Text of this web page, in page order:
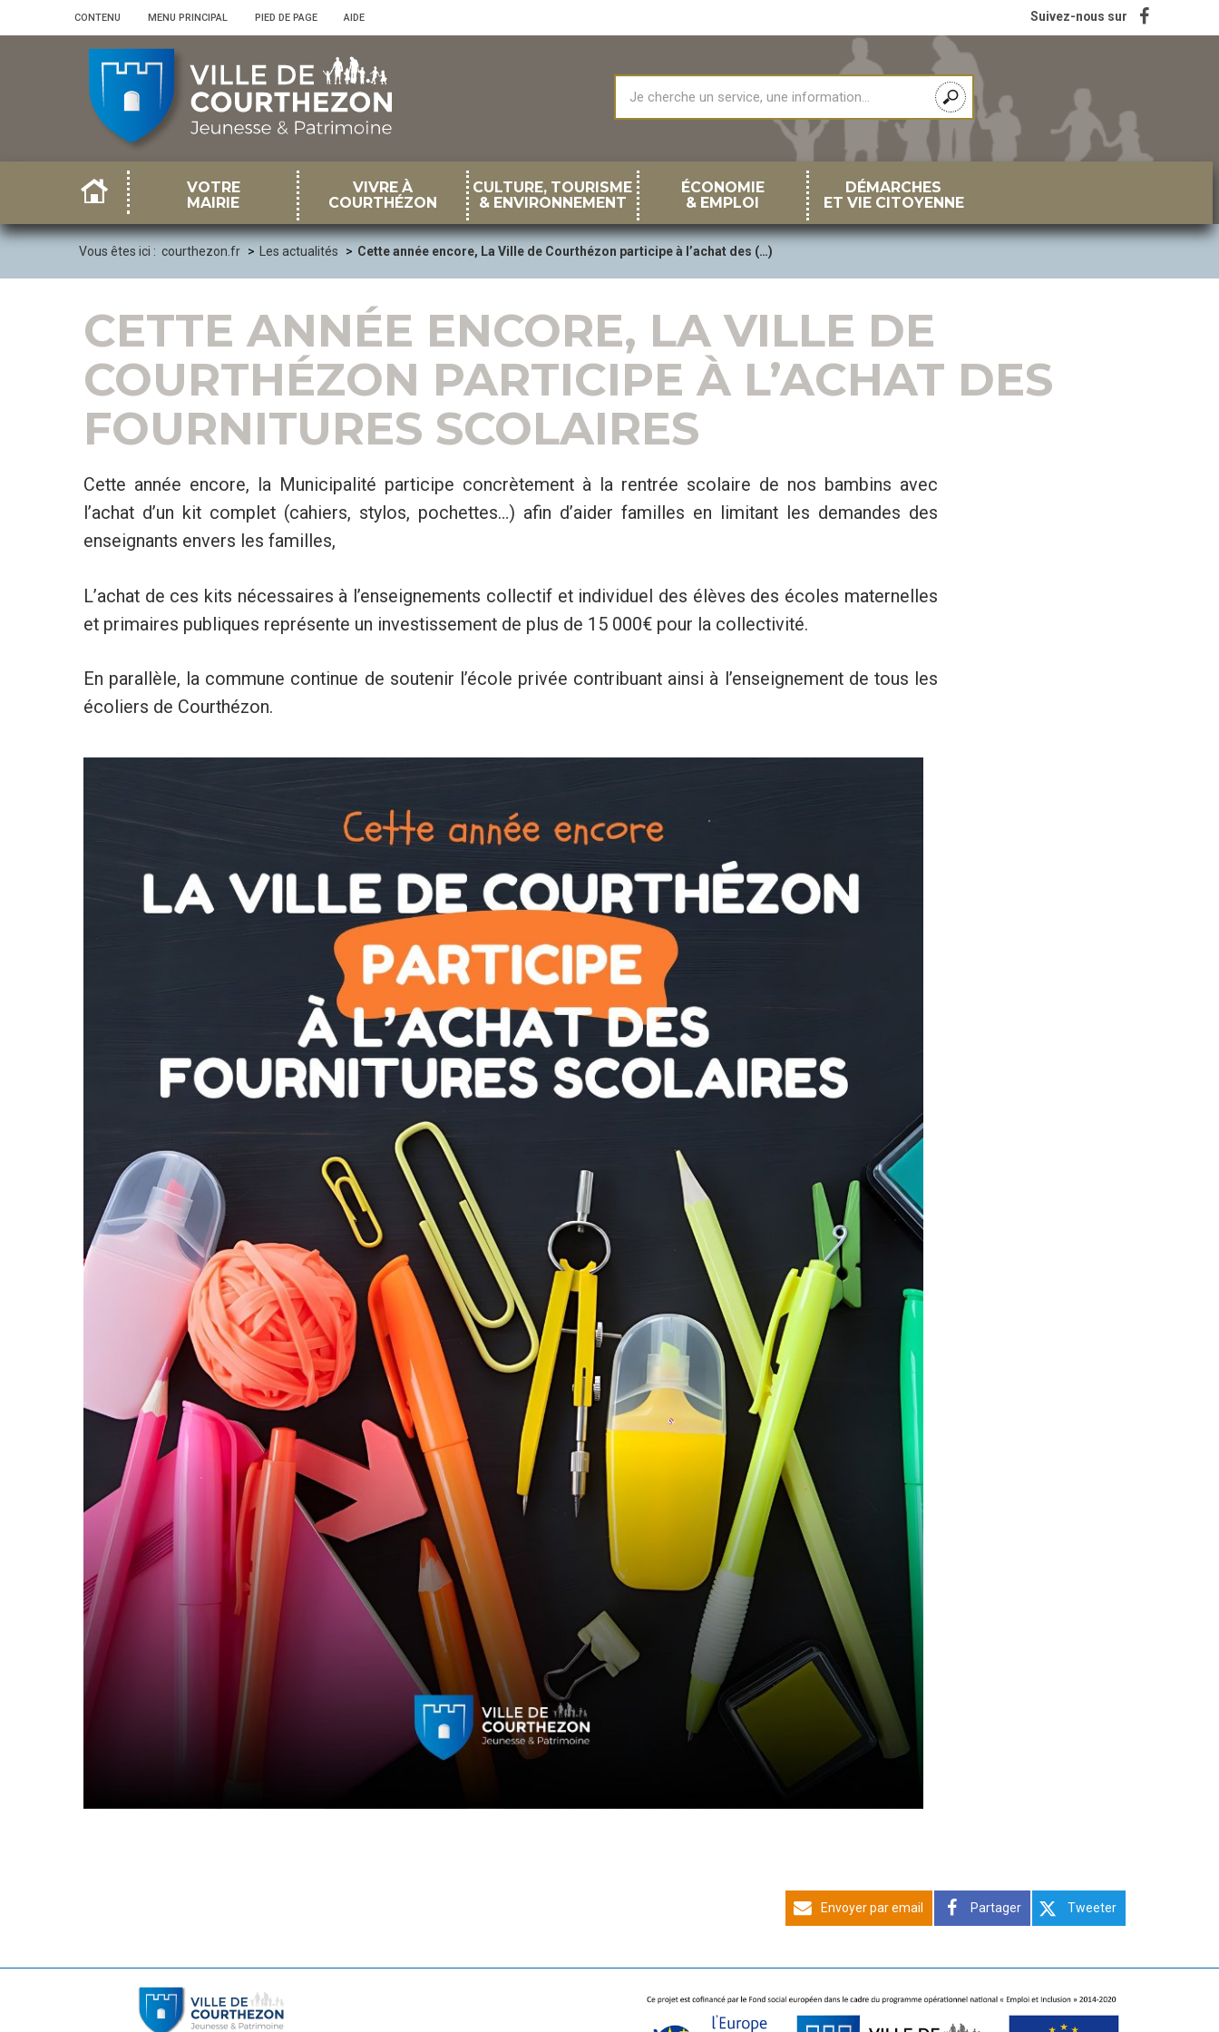
CONTENU MENU PRINCIPAL PIED DE PAGE AIDE
VOTRE
MAIRIE
VIVRE À
COURTHÉZON
CULTURE, TOURISME
& ENVIRONNEMENT
ÉCONOMIE
& EMPLOI
DÉMARCHES
ET VIE CITOYENNE
Suivez-nous sur
Vous êtes ici : courthezon.fr Les actualités Cette année encore, La Ville de Courthézon participe à l’achat des (…)
CETTE ANNÉE ENCORE, LA VILLE DE
COURTHÉZON PARTICIPE À L’ACHAT DES
FOURNITURES SCOLAIRES
Cette année encore, la Municipalité participe concrètement à la rentrée scolaire de nos bambins avec
l’achat d’un kit complet (cahiers, stylos, pochettes…) afin d’aider familles en limitant les demandes des
enseignants envers les familles,
L’achat de ces kits nécessaires à l’enseignements collectif et individuel des élèves des écoles maternelles
et primaires publiques représente un investissement de plus de 15 000€ pour la collectivité.
En parallèle, la commune continue de soutenir l’école privée contribuant ainsi à l’enseignement de tous les
écoliers de Courthézon.
Envoyer par email Partager Tweeter